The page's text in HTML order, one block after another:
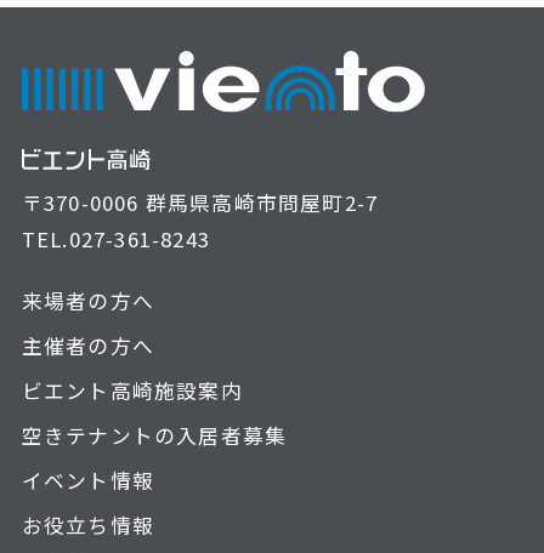
〒370-0006 群馬県高崎市問屋町2-7
TEL.027-361-8243
来場者の方へ
主催者の方へ
ビエント高崎施設案内
空きテナントの入居者募集
イベント情報
お役立ち情報